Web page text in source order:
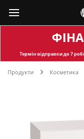
Термін відправкидо 7
Продукти Косметика